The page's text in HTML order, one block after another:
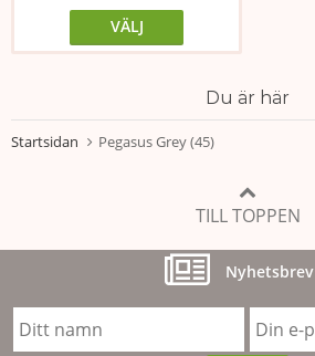
VÄLJ
Du är här
Startsidan Pegasus Grey (45)
TILL TOPPEN
Nyhetsbrev